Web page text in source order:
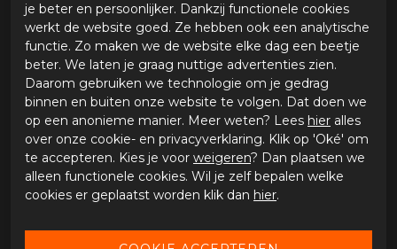
€ 5.749,00
€ 5.749,00
je beter en persoonlijker. Dankzij functionele cookies
werkt de website goed. Ze hebben ook een analytische
functie. Zo maken we de website elke dag een beetje
beter. We laten je graag nuttige advertenties zien.
Daarom gebruiken we technologie om je gedrag
binnen en buiten onze website te volgen. Dat doen we
op een anonieme manier. Meer weten? Lees hier alles
over onze cookie- en privacyverklaring. Klik op 'Oké' om
te accepteren. Kies je voor weigeren? Dan plaatsen we
alleen functionele cookies. Wil je zelf bepalen welke
cookies er geplaatst worden klik dan hier.